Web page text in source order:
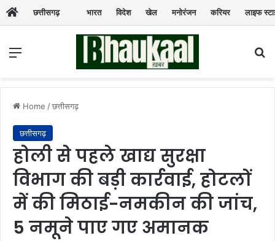
छत्तीसगढ़ भारत विदेश खेल मनोरंजन करियर लाइफ
Menu
Home /छत्तीसगढ़
छत्तीसगढ़
होली से पहले खाद्य सुरक्षा
विभाग की बड़ी कार्रवाई, होटलों
में की मिठाई-नमकीन की जांच,
5 नमूने पाए गए अमानक